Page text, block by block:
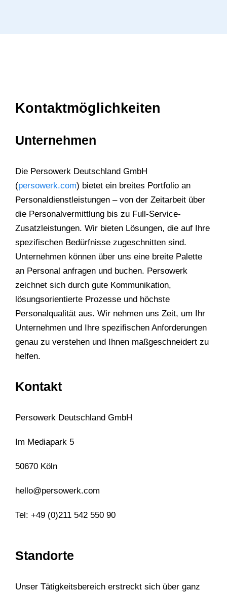
Kontaktmöglichkeiten
Unternehmen
Die Persowerk Deutschland GmbH
(persowerk.com) bietet ein breites Portfolio an
Personaldienstleistungen – von der Zeitarbeit über
die Personalvermittlung bis zu Full-Service-
Zusatzleistungen. Wir bieten Lösungen, die auf Ihre
spezifischen Bedürfnisse zugeschnitten sind.
Unternehmen können über uns eine breite Palette
an Personal anfragen und buchen. Persowerk
zeichnet sich durch gute Kommunikation,
lösungsorientierte Prozesse und höchste
Personalqualität aus. Wir nehmen uns Zeit, um Ihr
Unternehmen und Ihre spezifischen Anforderungen
genau zu verstehen und Ihnen maßgeschneidert zu
helfen.
Kontakt
Persowerk Deutschland GmbH
Im Mediapark 5
50670 Köln
hello@persowerk.com
Tel: +49 (0)211 542 550 90
Standorte
Unser Tätigkeitsbereich erstreckt sich über ganz